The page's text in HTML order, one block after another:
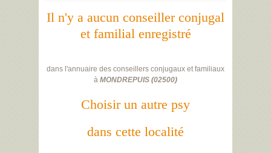
Il n'y a aucun conseiller conjugal
et familial enregistré
dans l'annuaire des conseillers conjugaux et familiaux
à MONDREPUIS (02500)
Choisir un autre psy
dans cette localité